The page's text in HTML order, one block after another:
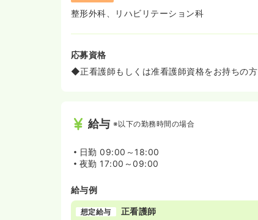
整形外科、リハビリテーション科
応募資格
◆正看護師もしくは准看護師資格をお持ちの方
給与 ※以下の勤務時間の場合
日勤 09:00～18:00
夜勤 17:00～09:00
給与例
想定給与 正看護師